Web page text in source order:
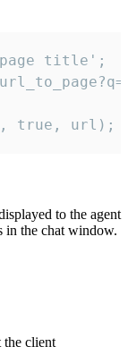
title';
true, url);
to the agent
in the chat window.
client